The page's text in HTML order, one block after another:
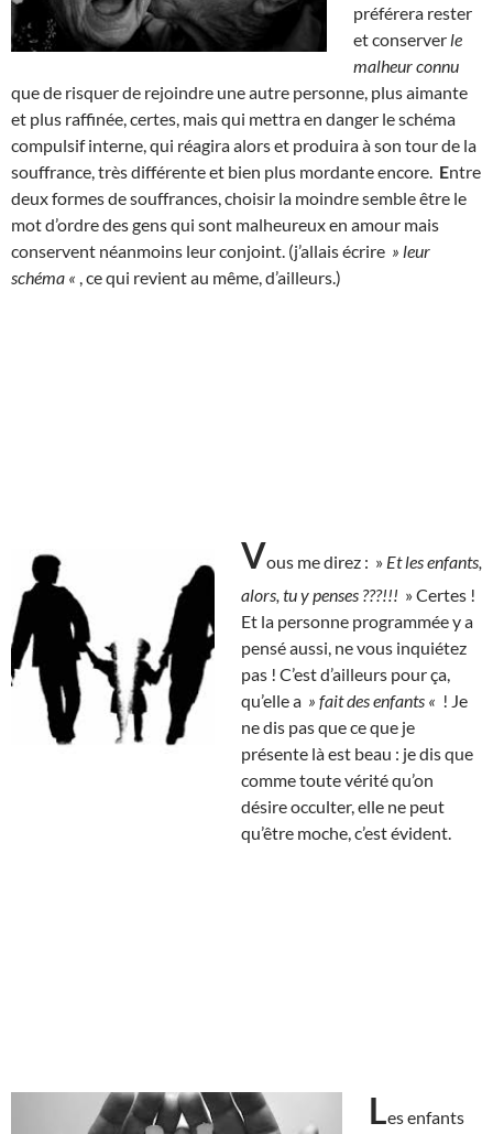
préférera rester
et conserver le
malheur connu
que de risquer de rejoindre une autre personne, plus aimante
et plus raffinée, certes, mais qui mettra en danger le schéma
compulsif interne, qui réagira alors et produira à son tour de la
souffrance, très différente et bien plus mordante encore. Entre
deux formes de souffrances, choisir la moindre semble être le
mot d’ordre des gens qui sont malheureux en amour mais
conservent néanmoins leur conjoint. (j’allais écrire » leur
schéma « , ce qui revient au même, d’ailleurs.)
Vous me direz : » Et les enfants,
alors, tu y penses ???!!! » Certes !
Et la personne programmée y a
pensé aussi, ne vous inquiétez
pas ! C’est d’ailleurs pour ça,
qu’elle a » fait des enfants « ! Je
ne dis pas que ce que je
présente là est beau : je dis que
comme toute vérité qu’on
désire occulter, elle ne peut
qu’être moche, c’est évident.
Les enfants